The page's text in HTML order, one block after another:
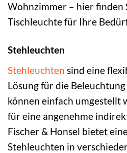
Wohnzimmer – hier finden
Tischleuchte für Ihre
Stehleuchten
Stehleuchten sind eine
Lösung für die
können einfach umgestellt
für eine angenehme
Fischer & Honsel bietet
Stehleuchten in